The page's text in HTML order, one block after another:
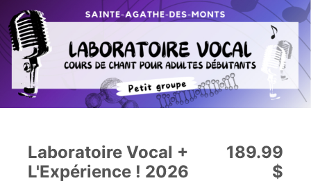
Laboratoire Vocal +
L'Expérience ! 2026
189.99
$